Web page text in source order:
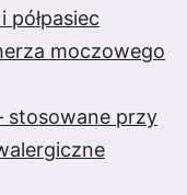
półpasiec
moczowego
stosowane przy